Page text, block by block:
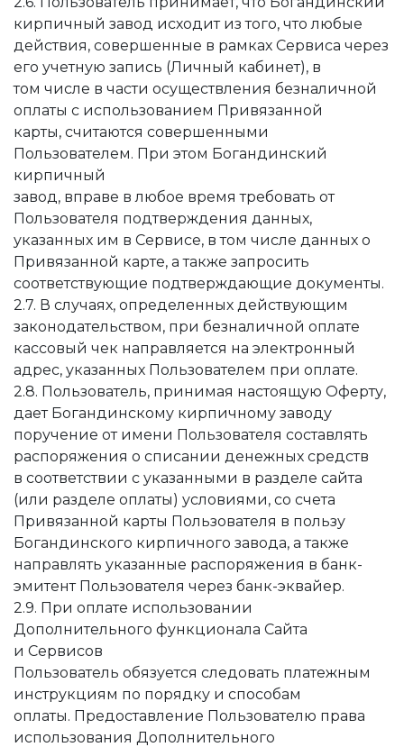
кирпичный завод исходит из того, что любые
действия, совершенные в рамках Сервиса через
его учетную запись (Личный кабинет), в
том числе в части осуществления безналичной
оплаты с использованием Привязанной
карты, считаются совершенными
Пользователем. При этом Богандинский
кирпичный
завод, вправе в любое время требовать от
Пользователя подтверждения данных,
указанных им в Сервисе, в том числе данных о
Привязанной карте, а также запросить
соответствующие подтверждающие документы.
2.7. В случаях, определенных действующим
законодательством, при безналичной оплате
кассовый чек направляется на электронный
адрес, указанных Пользователем при оплате.
2.8. Пользователь, принимая настоящую Оферту,
дает Богандинскому кирпичному заводу
поручение от имени Пользователя составлять
распоряжения о списании денежных средств
в соответствии с указанными в разделе сайта
(или разделе оплаты) условиями, со счета
Привязанной карты Пользователя в пользу
Богандинского кирпичного завода, а также
направлять указанные распоряжения в банк-
эмитент Пользователя через банк-эквайер.
2.9. При оплате использовании
Дополнительного функционала Сайта
и Сервисов
Пользователь обязуется следовать платежным
инструкциям по порядку и способам
оплаты. Предоставление Пользователю права
использования Дополнительного